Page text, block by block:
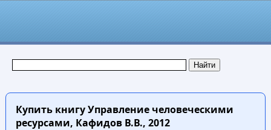
Купить книгуУправление человеческими
ресурсами, Кафидов В.В., 2012